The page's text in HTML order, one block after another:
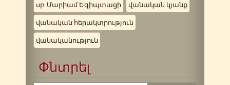
սբ. Մարիամ Եգիպտացի վանական կյանք
վանական հերակտրություն
վանականություն
Փնտրել